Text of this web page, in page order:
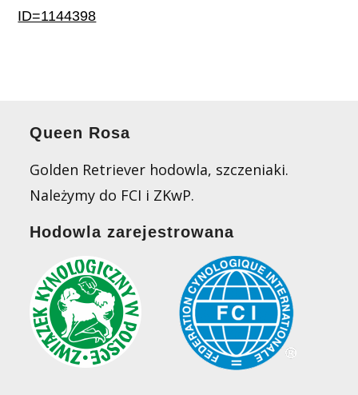
ID=1144398
Queen Rosa
Golden Retriever hodowla, szczeniaki.
Należymy do FCI i ZKwP.
Hodowla zarejestrowana